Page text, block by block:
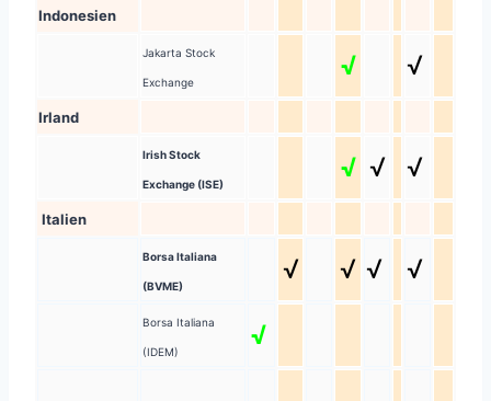
Indonesien
Jakarta Stock
Exchange
√ √
Irland
Irish Stock
Exchange (ISE)
√ √ √
Italien
Borsa Italiana
(BVME)
√ √ √ √
Borsa Italiana
(IDEM)
√